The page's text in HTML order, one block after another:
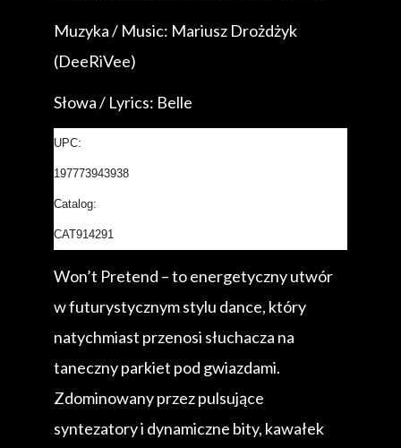
Muzyka / Music: Mariusz Drożdżyk
(DeeRiVee)
Słowa / Lyrics: Belle
UPC:
197773943938
Catalog:
CAT914291
Won’t Pretend – to energetyczny utwór
w futurystycznym stylu dance, który
natychmiast przenosi słuchacza na
taneczny parkiet pod gwiazdami.
Zdominowany przez pulsujące
syntezatory i dynamiczne bity, kawałek